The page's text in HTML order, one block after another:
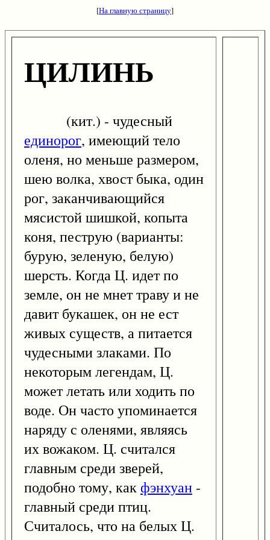
[На главную страницу]
ЦИЛИНЬ
(кит.) - чудесный
единорог, имеющий тело
оленя, но меньше размером,
шею волка, хвост быка, один
рог, заканчивающийся
мясистой шишкой, копыта
коня, пеструю (варианты:
бурую, зеленую, белую)
шерсть. Когда Ц. идет по
земле, он не мнет траву и не
давит букашек, он не ест
живых существ, а питается
чудесными злаками. По
некоторым легендам, Ц.
может летать или ходить по
воде. Он часто упоминается
наряду с оленями, являясь
их вожаком. Ц. считался
главным среди зверей,
подобно тому, какфэнхуан -
главный среди птиц.
Считалось, что на белых Ц.